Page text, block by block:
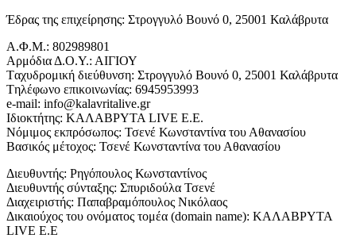
Έδρας της επιχείρησης: Στρογγυλό Βουνό 0, 25001 Καλάβρυτα
Α.Φ.Μ.: 802989801
Αρμόδια Δ.Ο.Υ.: ΑΙΓΙΟΥ
Tαχυδρομική διεύθυνση: Στρογγυλό Βουνό 0, 25001 Καλάβρυτα
Tηλέφωνο επικοινωνίας: 6945953993
e-mail: info@kalavritalive.gr
Iδιοκτήτης: ΚΑΛΑΒΡΥΤΑ LIVE E.E.
Νόμιμος εκπρόσωπος: Τσενέ Κωνσταντίνα του Αθανασίου
Βασικός μέτοχος: Τσενέ Κωνσταντίνα του Αθανασίου
Διευθυντής: Ρηγόπουλος Κωνσταντίνος
Διευθυντής σύνταξης: Σπυριδούλα Τσενέ
Διαχειριστής: Παπαβραμόπουλος Νικόλαος
Δικαιούχος του ονόματος τομέα (domain name): ΚΑΛΑΒΡΥΤΑ
LIVE E.E